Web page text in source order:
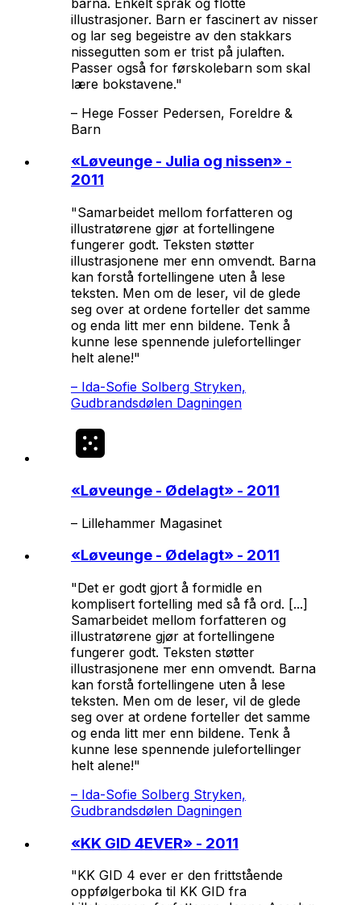
illustrasjoner. Barn er fascinert av nisser
og lar seg begeistre av den stakkars
nissegutten som er trist på julaften.
Passer også for førskolebarn som skal
lære bokstavene."
– Hege Fosser Pedersen, Foreldre &
Barn
«Løveunge - Julia og nissen» -
2011
"Samarbeidet mellom forfatteren og
illustratørene gjør at fortellingene
fungerer godt. Teksten støtter
illustrasjonene mer enn omvendt. Barna
kan forstå fortellingene uten å lese
teksten. Men om de leser, vil de glede
seg over at ordene forteller det samme
og enda litt mer enn bildene. Tenk å
kunne lese spennende julefortellinger
helt alene!"
– Ida-Sofie Solberg Stryken,
Gudbrandsdølen Dagningen
«Løveunge - Ødelagt» - 2011
– Lillehammer Magasinet
«Løveunge - Ødelagt» - 2011
"Det er godt gjort å formidle en
komplisert fortelling med så få ord. [...]
Samarbeidet mellom forfatteren og
illustratørene gjør at fortellingene
fungerer godt. Teksten støtter
illustrasjonene mer enn omvendt. Barna
kan forstå fortellingene uten å lese
teksten. Men om de leser, vil de glede
seg over at ordene forteller det samme
og enda litt mer enn bildene. Tenk å
kunne lese spennende julefortellinger
helt alene!"
– Ida-Sofie Solberg Stryken,
Gudbrandsdølen Dagningen
«KK GID 4EVER» - 2011
"KK GID 4 ever er den frittstående
oppfølgerboka til KK GID fra